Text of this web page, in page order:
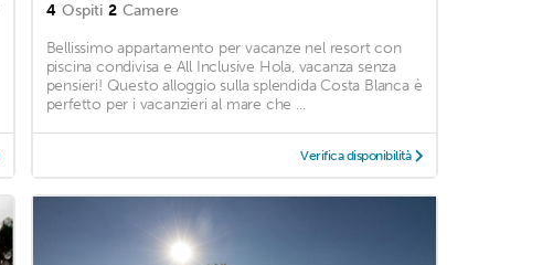
4 Ospiti 2 Camere
Bellissimo appartamento per vacanze nel resort con
piscina condivisa e All Inclusive Hola, vacanza senza
pensieri! Questo alloggio sulla splendida Costa Blanca è
perfetto per i vacanzieri al mare che ...
Verifica disponibilità